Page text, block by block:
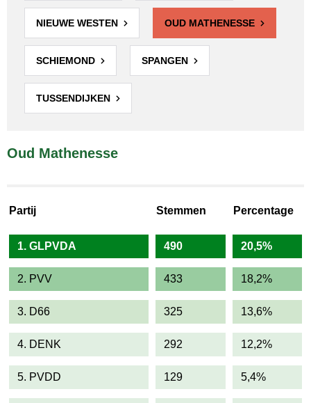
NIEUWE WESTEN OUD MATHENESSE
SCHIEMOND SPANGEN
TUSSENDIJKEN
Oud Mathenesse
Partij Stemmen Percentage
1. GLPVDA 490 20,5%
2. PVV 433 18,2%
3. D66 325 13,6%
4. DENK 292 12,2%
5. PVDD 129 5,4%